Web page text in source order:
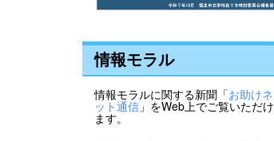
情報モラル
情報モラルに関する新聞「お助けネ
ット通信 」をWeb上でご覧いただけ
ます。